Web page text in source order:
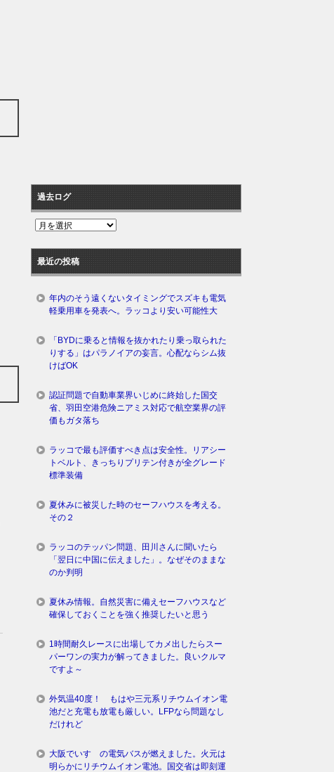
過去ログ
過
ロ
グ
最近の投稿
年内のそう遠くないタイミングでスズキも電気
軽乗用車を発表へ。ラッコより安い可能性大
「BYDに乗ると情報を抜かれたり乗っ取られた
りする」はパラノイアの妄言。心配ならシム抜
けばOK
認証問題で自動車業界いじめに終始した国交
省、羽田空港危険ニアミス対応で航空業界の評
価もガタ落ち
ラッコで最も評価すべき点は安全性。リアシー
トベルト、きっちりプリテン付きが全グレード
標準装備
夏休みに被災した時のセーフハウスを考える。
その２
ラッコのテッパン問題、田川さんに聞いたら
「翌日に中国に伝えました」。なぜそのままな
のか判明
夏休み情報。自然災害に備えセーフハウスなど
確保しておくことを強く推奨したいと思う
1時間耐久レースに出場してカメ出したらスー
パーワンの実力が解ってきました。良いクルマ
ですよ～
外気温40度！ もはや三元系リチウムイオン電
池だと充電も放電も厳しい。LFPなら問題なし
だけれど
大阪でいすゞの電気バスが燃えました。火元は
明らかにリチウムイオン電池。国交省は即刻運